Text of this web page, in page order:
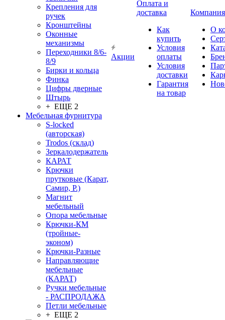
Крепления для
ручек
Кронштейны
Оконные
механизмы
Переходники 8/6-
8/9
Бирки и кольца
Финка
Цифры дверные
Штырь
+ ЕЩЕ 2
Мебельная фурнитура
S-locked
(авторская)
Trodos (склад)
Зеркалодержатель
КАРАТ
Крючки
прутковые (Карат,
Самир, Р.)
Магнит
мебельный
Опора мебельные
Крючки-КМ
(тройные-
эконом)
Крючки-Разные
Направляющие
мебельные
(КАРАТ)
Ручки мебельные
- РАСПРОДАЖА
Петли мебельные
+ ЕЩЕ 2
Акции
Оплата и
доставка
Как
купить
Условия
оплаты
Условия
доставки
Гарантия
на товар
Компания
О